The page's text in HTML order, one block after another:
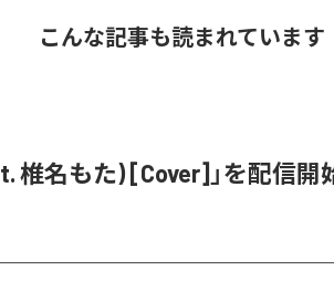
こんな記事も読まれています
椎名もた) [Cover]」を配信開